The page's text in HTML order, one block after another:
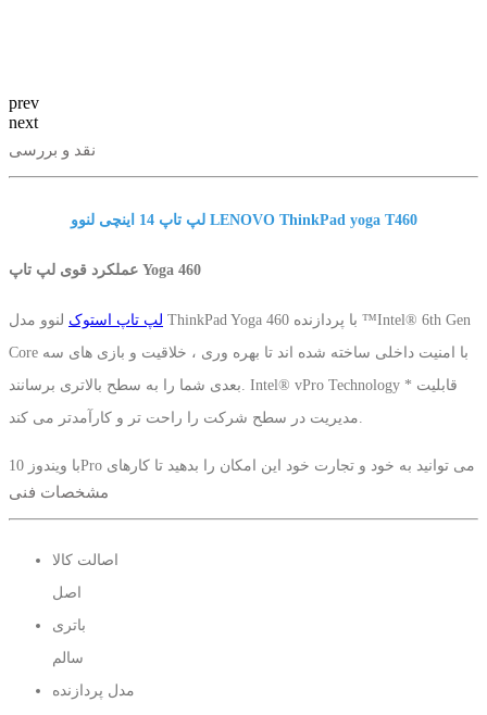
prev
next
نقد و بررسی
لپ تاپ 14 اینچی لنوو LENOVO ThinkPad yoga T460
عملکرد قوی لپ تاپ Yoga 460
لپ تاپ استوک لنوو مدل ThinkPad Yoga 460 با پردازنده ™Intel® 6th Gen
Core با امنیت داخلی ساخته شده اند تا بهره وری ، خلاقیت و بازی های سه
بعدی شما را به سطح بالاتری برسانند. Intel® vPro Technology * قابلیت
با ویندوز 10Pro می توانید به خود و تجارت خود این امکان را بدهید تا کارهای
مختلفی را در بسیاری از دستگاه ها با امنیت در هر مکان ، با هر کسی و در
در حالی که سیستم شما به طور خودکار تنظیمات سیستم را تغییر داده و
لپ تاپ را به حالت های
مشخصات فنی
اصالت کالا
اصل
باتری
سالم
مدل پردازنده